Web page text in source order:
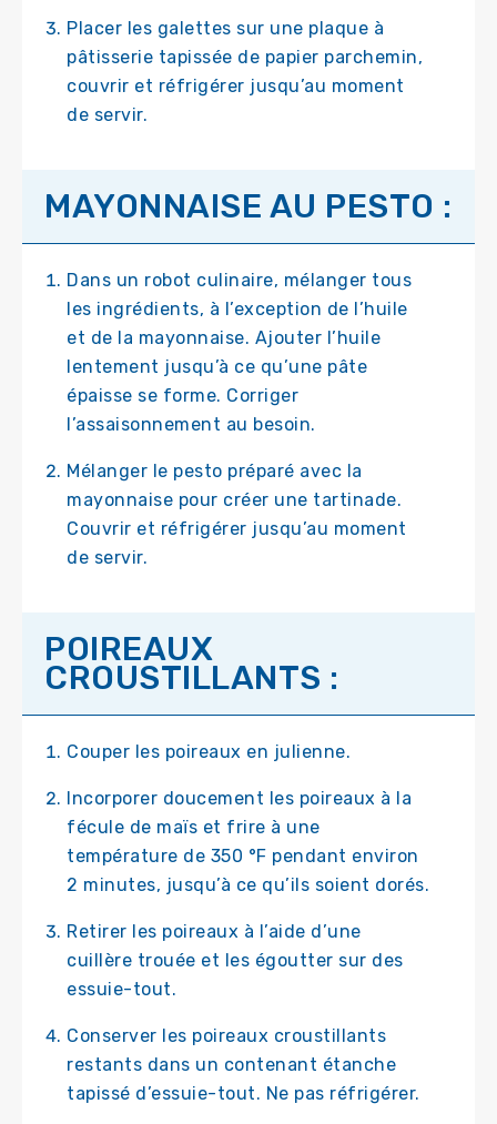
Placer les galettes sur une plaque à
pâtisserie tapissée de papier parchemin,
couvrir et réfrigérer jusqu’au moment
de servir.
MAYONNAISE AU PESTO :
Dans un robot culinaire, mélanger tous
les ingrédients, à l’exception de l’huile
et de la mayonnaise. Ajouter l’huile
lentement jusqu’à ce qu’une pâte
épaisse se forme. Corriger
l’assaisonnement au besoin.
Mélanger le pesto préparé avec la
mayonnaise pour créer une tartinade.
Couvrir et réfrigérer jusqu’au moment
de servir.
POIREAUX
CROUSTILLANTS :
Couper les poireaux en julienne.
Incorporer doucement les poireaux à la
fécule de maïs et frire à une
température de 350 °F pendant environ
2 minutes, jusqu’à ce qu’ils soient dorés.
Retirer les poireaux à l’aide d’une
cuillère trouée et les égoutter sur des
essuie-tout.
Conserver les poireaux croustillants
restants dans un contenant étanche
tapissé d’essuie-tout. Ne pas réfrigérer.